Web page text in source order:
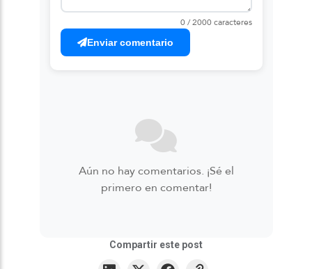
0 / 2000 caracteres
Enviar comentario
Aún no hay comentarios. ¡Sé el
primero en comentar!
Compartir este post